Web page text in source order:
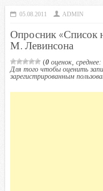
05.08.2011 ADMIN
Опросник «Список
М. Левинсона
(0 оценок, среднее:
Для того чтобы оценить
зарегистрированным